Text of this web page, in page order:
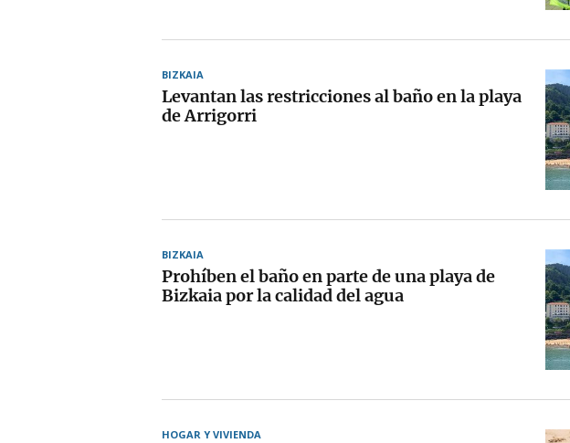
BIZKAIA
Levantan las restricciones al baño en la playa
de Arrigorri
BIZKAIA
Prohíben el baño en parte de una playa de
Bizkaia por la calidad del agua
HOGAR Y VIVIENDA